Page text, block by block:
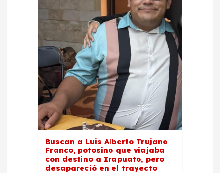
Buscan a Luis Alberto Trujano
Franco, potosino que viajaba
con destino a Irapuato, pero
desapareció en el trayecto